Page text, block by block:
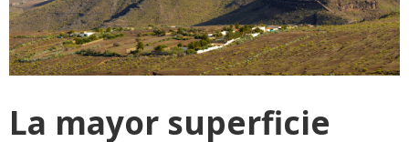
La mayor superficie